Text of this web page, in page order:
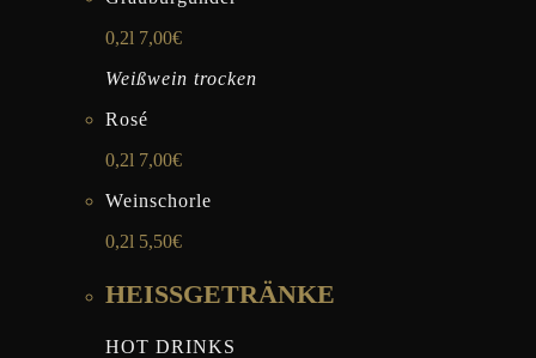
0,2l 7,00€
Weißwein trocken
Rosé
0,2l 7,00€
Weinschorle
0,2l 5,50€
HEISSGETRÄNKE
HOT DRINKS